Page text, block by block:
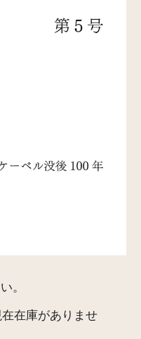
。
在庫がありませ